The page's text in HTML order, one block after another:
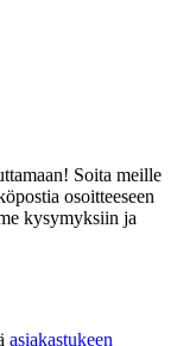
Soita meille
osoitteeseen
kysymyksiin ja
asiakastukeen